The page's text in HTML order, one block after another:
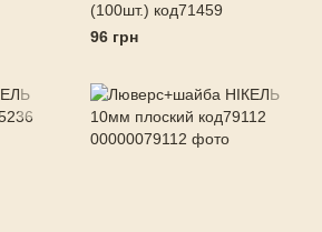
(100шт.) код71459
96 грн